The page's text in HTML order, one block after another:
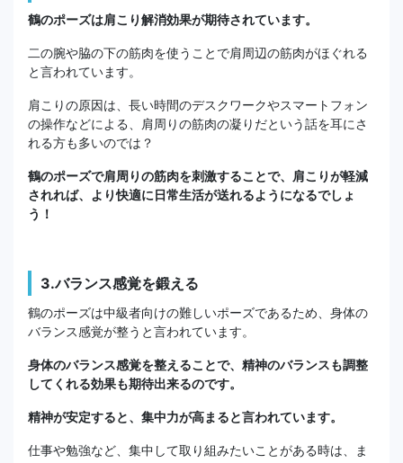
鶴のポーズは肩こり解消効果が期待されています。
二の腕や脇の下の筋肉を使うことで肩周辺の筋肉がほぐれる
と言われています。
肩こりの原因は、長い時間のデスクワークやスマートフォン
の操作などによる、肩周りの筋肉の凝りだという話を耳にさ
れる方も多いのでは？
鶴のポーズで肩周りの筋肉を刺激することで、肩こりが軽減
されれば、より快適に日常生活が送れるようになるでしょ
う！
3.バランス感覚を鍛える
鶴のポーズは中級者向けの難しいポーズであるため、身体の
バランス感覚が整うと言われています。
身体のバランス感覚を整えることで、精神のバランスも調整
してくれる効果も期待出来るのです。
精神が安定すると、集中力が高まると言われています。
仕事や勉強など、集中して取り組みたいことがある時は、ま